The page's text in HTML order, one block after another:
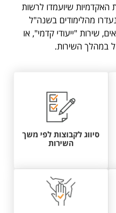
האקדמיות שיועמדו לרשות
מהלימודים בשנה"ל
שירות "ייעודי קדמי", או
במהלך השירות.
סיווג לקבוצות לפי משך
השירות